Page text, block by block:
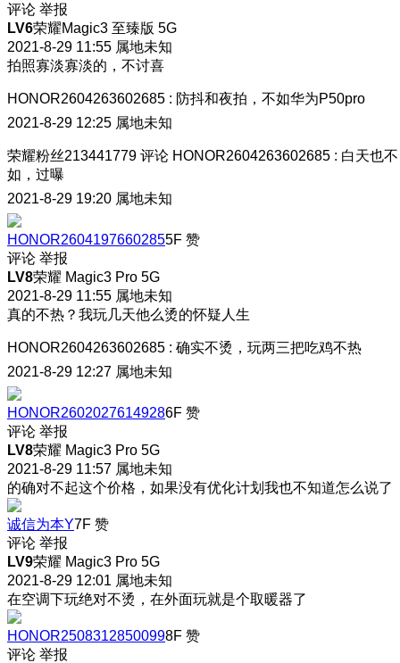
评论 举报
LV6荣耀Magic3 至臻版 5G
2021-8-29 11:55 属地未知
拍照寡淡寡淡的，不讨喜
HONOR2604263602685 : 防抖和夜拍，不如华为P50pro
2021-8-29 12:25 属地未知
荣耀粉丝213441779 评论 HONOR2604263602685 : 白天也不
如，过曝
2021-8-29 19:20 属地未知
HONOR26041976602855F 赞
评论 举报
LV8荣耀 Magic3 Pro 5G
2021-8-29 11:55 属地未知
真的不热？我玩几天他么烫的怀疑人生
HONOR2604263602685 : 确实不烫，玩两三把吃鸡不热
2021-8-29 12:27 属地未知
HONOR26020276149286F 赞
评论 举报
LV8荣耀 Magic3 Pro 5G
2021-8-29 11:57 属地未知
的确对不起这个价格，如果没有优化计划我也不知道怎么说了
诚信为本Y7F 赞
评论 举报
LV9荣耀 Magic3 Pro 5G
2021-8-29 12:01 属地未知
在空调下玩绝对不烫，在外面玩就是个取暖器了
HONOR25083128500998F 赞
评论 举报